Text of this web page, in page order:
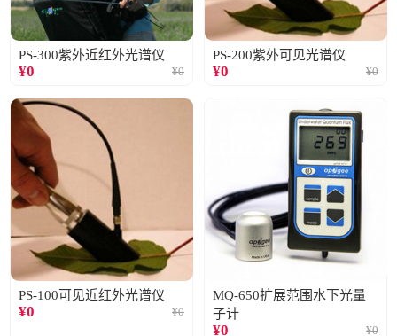
PS-300紫外近红外光谱仪
¥0 ¥0
PS-200紫外可见光谱仪
¥0 ¥0
PS-100可见近红外光谱仪
¥0 ¥0
MQ-650扩展范围水下光量
子计
¥0 ¥0